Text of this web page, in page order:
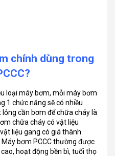
chính dùng trong
loại máy bơm, mỗi máy bơm
1 chức năng sẽ có nhiều
cần bơm để chữa cháy là
chữa cháy có vật liệu
liệu gang có giá thành
bơm PCCC thường được
hoạt động bền bì, tuổi thọ